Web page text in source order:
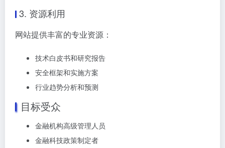
3. 资源利用
网站提供丰富的专业资源：
技术白皮书和研究报告
安全框架和实施方案
行业趋势分析和预测
目标受众
金融机构高级管理人员
金融科技政策制定者